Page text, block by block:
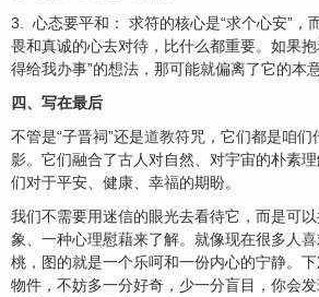
3. 心态要平和： 求符的核心是“求个心安”，
畏和真诚的心去对待，比什么都重要。如果
得给我办事”的想法，那可能就偏离了它的本意
四、写在最后
不管是“子晋祠”还是道教符咒，它们都是咱们
影。它们融合了古人对自然、对宇宙的朴素
们对于平安、健康、幸福的期盼。
我们不需要用迷信的眼光去看待它，而是可
象、一种心理慰藉来了解。就像现在很多人喜
桃，图的就是一个乐呵和一份内心的宁静。
物件，不妨多一分好奇，少一分盲目，你会发